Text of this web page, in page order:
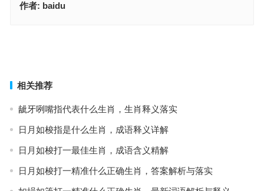
作者: baidu
相关推荐
龇牙咧嘴指代表什么生肖，生肖释义落实
日月如梭指是什么生肖，成语释义详解
日月如梭打一最佳生肖，成语含义精解
日月如梭打一精准什么正确生肖，答案解析与落实